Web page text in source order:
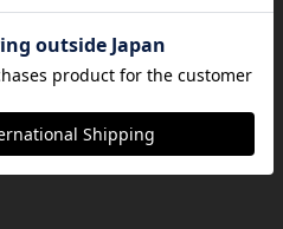
、次の4つのフェーズで構成